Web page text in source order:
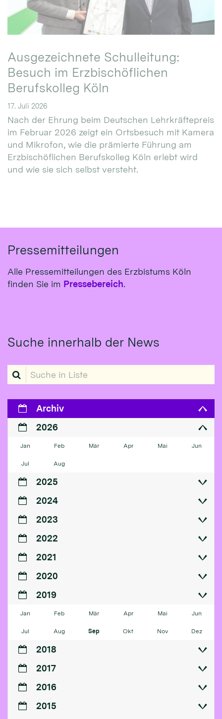
Ausgezeichnete Schulleitung:
Besuch im Erzbischöflichen
Berufskolleg Köln
17. Juli 2026
Nach der Ehrung beim Deutschen Lehrkräftepreis
im Februar 2026 zeigt ein Ortsbesuch mit Kamera
und Mikrofon, wie die prämierte Führung am
Erzbischöflichen Berufskolleg Köln erlebt wird
und wie sie sich selbst versteht.
Pressemitteilungen
Alle Pressemitteilungen des Erzbistums Köln
finden Sie im Pressebereich.
Suche innerhalb der News
Suche in Liste
Archiv
2026
Jan Feb Mär Apr Mai Jun
Jul Aug
2025
2024
2023
2022
2021
2020
2019
Jan Feb Mär Apr Mai Jun
Jul Aug Sep Okt Nov Dez
2018
2017
2016
2015